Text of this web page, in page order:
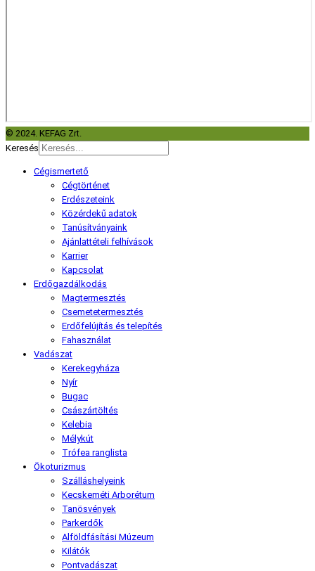
© 2024. KEFAG Zrt.
Keresés
Cégismertető
Cégtörténet
Erdészeteink
Közérdekű adatok
Tanúsítványaink
Ajánlattételi felhívások
Karrier
Kapcsolat
Erdőgazdálkodás
Magtermesztés
Csemetetermesztés
Erdőfelújítás és telepítés
Fahasználat
Vadászat
Kerekegyháza
Nyír
Bugac
Császártöltés
Kelebia
Mélykút
Trófea ranglista
Ökoturizmus
Szálláshelyeink
Kecskeméti Arborétum
Tanösvények
Parkerdők
Alföldfásítási Múzeum
Kilátók
Pontvadászat